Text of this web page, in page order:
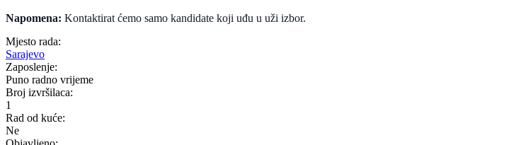
Napomena: Kontaktirat ćemo samo kandidate koji uđu u uži izbor.
Mjesto rada:
Sarajevo
Zaposlenje:
Puno radno vrijeme
Broj izvršilaca:
1
Rad od kuće:
Ne